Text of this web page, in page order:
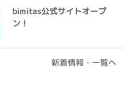
bimitas公式サイトオープ
ン！
新着情報・一覧へ